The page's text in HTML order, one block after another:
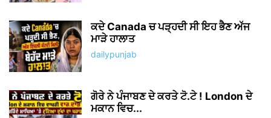
ਕਦੇ Canada ਚ ਪੜ੍ਹਦੀ ਸੀ ਇਹ ਭੈਣ ਅੱਜ
ਮਾੜੇ ਹਾਲਾਤ
dailypunjab
ਗੋਰੇ ਨੇ ਪੰਜਾਬਣ ਦੇ ਕਰਤੇ ਟੋ.ਟੇ ! London ਦੇ
ਮਕਾਨ ਵਿਚ...